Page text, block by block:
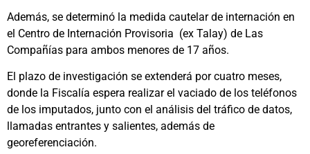
Además, se determinó la medida cautelar de internación en
el Centro de Internación Provisoria (ex Talay) de Las
Compañías para ambos menores de 17 años.
El plazo de investigación se extenderá por cuatro meses,
donde la Fiscalía espera realizar el vaciado de los teléfonos
de los imputados, junto con el análisis del tráfico de datos,
llamadas entrantes y salientes, además de
georeferenciación.